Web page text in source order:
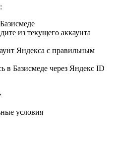
из текущего аккаунта
Яндекса с правильным
в Базисмеде через Яндекс ID
условия